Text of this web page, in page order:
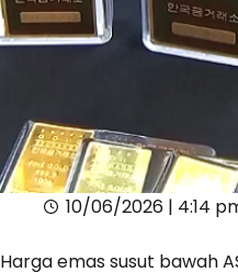
10/06/2026 | 4:14
Harga emas susut bawah